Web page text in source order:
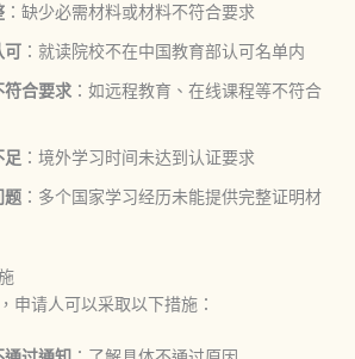
：缺少必需材料或材料不符合要求
可：就读院校不在中国教育部认可名单内
符合要求：如远程教育、在线课程等不符合
足 ：境外学习时间未达到认证要求
题：多个国家学习经历未能提供完整证明材
申请人可以采取以下措施：